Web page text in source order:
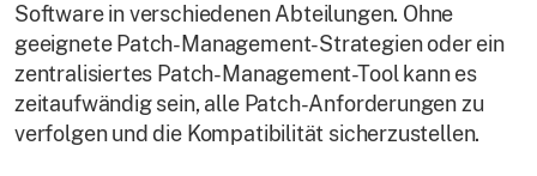
Software in verschiedenen Abteilungen. Ohne
geeignete Patch-Management-Strategien oder ein
zentralisiertes Patch-Management-Tool kann es
zeitaufwändig sein, alle Patch-Anforderungen zu
verfolgen und die Kompatibilität sicherzustellen.